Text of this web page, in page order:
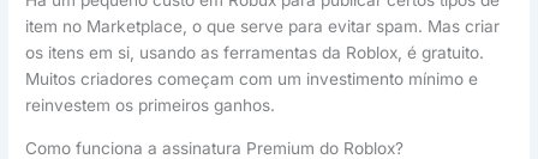
item no Marketplace, o que serve para evitar spam. Mas criar
os itens em si, usando as ferramentas da Roblox, é gratuito.
Muitos criadores começam com um investimento mínimo e
reinvestem os primeiros ganhos.
Como funciona a assinatura Premium do Roblox?